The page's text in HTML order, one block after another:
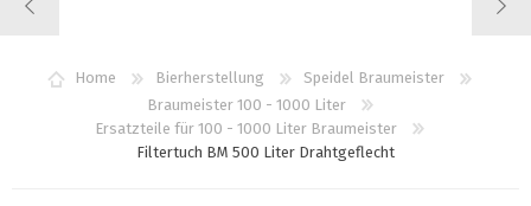
WUNSCHLISTE
Home Bierherstellung
Speidel Braumeister
Braumeister 100 - 1000 Liter
Ersatzteile für 100 - 1000 Liter Braumeister
Filtertuch BM 500 Liter Drahtgeflecht